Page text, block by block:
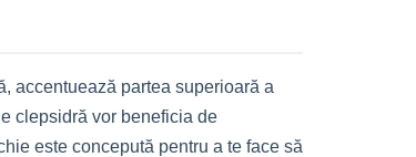
accentuează partea superioară a
clepsidră vor beneficia de
este concepută pentru a te face să